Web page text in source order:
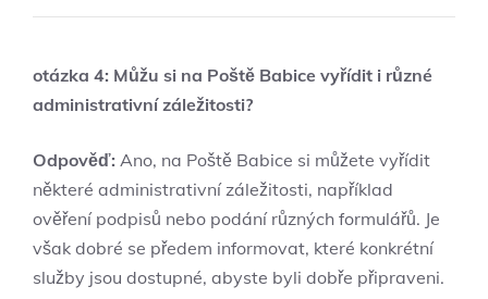
otázka 4: Můžu si na Poště Babice vyřídit i různé
administrativní záležitosti?
Odpověď: Ano, na Poště Babice si můžete vyřídit
některé administrativní záležitosti, například
ověření podpisů nebo podání různých formulářů. Je
však dobré se předem informovat, které konkrétní
služby jsou dostupné, abyste byli dobře připraveni.